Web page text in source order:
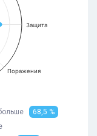
Защита
Поражения
68,5 %